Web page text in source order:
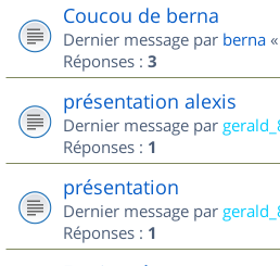
Coucou de berna
Dernier message par berna «
Réponses : 3
présentation alexis
Dernier message par
Réponses : 1
présentation
Dernier message par
Réponses : 1